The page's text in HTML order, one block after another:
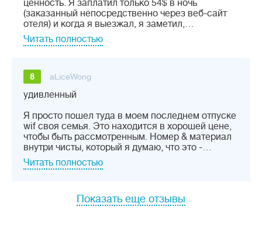
ценность. Я заплатил только 54$ в ночь
(заказанный непосредственно через веб-сайт
отеля) и когда я выезжал, я заметил,…
Читать полностью
8 aLiceWong
удивленный
Я просто пошел туда в моем последнем отпуске
wif своя семья. Это находится в хорошей цене,
чтобы быть рассмотренным. Номер & материал
внутри чисты, который я думаю, что это -…
Читать полностью
Показать еще отзывы